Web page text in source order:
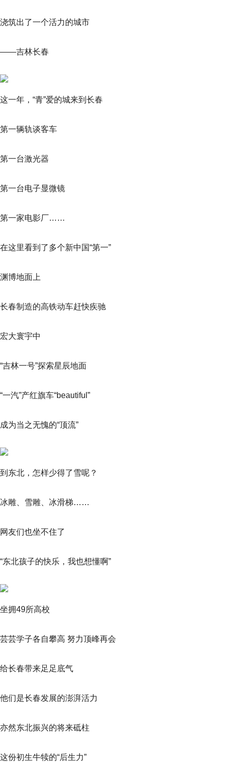
浇筑出了一个活力的城市
——吉林长春
这一年，“青”爱的城来到长春
第一辆轨谈客车
第一台激光器
第一台电子显微镜
第一家电影厂……
在这里看到了多个新中国“第一”
渊博地面上
长春制造的高铁动车赶快疾驰
宏大寰宇中
“吉林一号”探索星辰地面
“一汽”产红旗车“beautiful”
成为当之无愧的“顶流”
到东北，怎样少得了雪呢？
冰雕、雪雕、冰滑梯……
网友们也坐不住了
“东北孩子的快乐，我也想懂啊”
坐拥49所高校
芸芸学子各自攀高 努力顶峰再会
给长春带来足足底气
他们是长春发展的澎湃活力
亦然东北振兴的将来砥柱
这份初生牛犊的“后生力”